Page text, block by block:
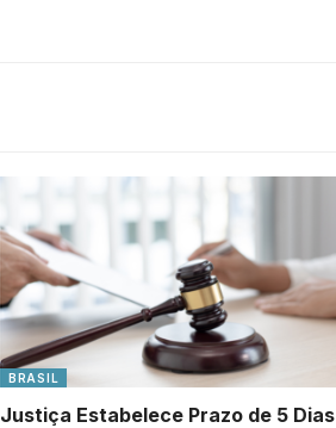
BRASIL
Justiça Estabelece Prazo de 5 Dias